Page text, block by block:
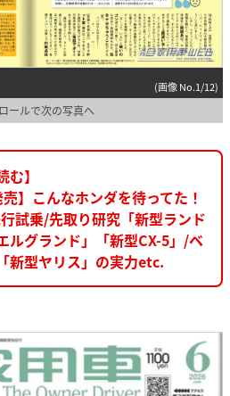
(画像 No.1/12)
ールで次の写真へ
】
】こんなホンダを待ってた！
試乗/先取り研究「新型ランド
ルグランド」「新型CX-5」/ベ
新型ヤリス」の実力etc.